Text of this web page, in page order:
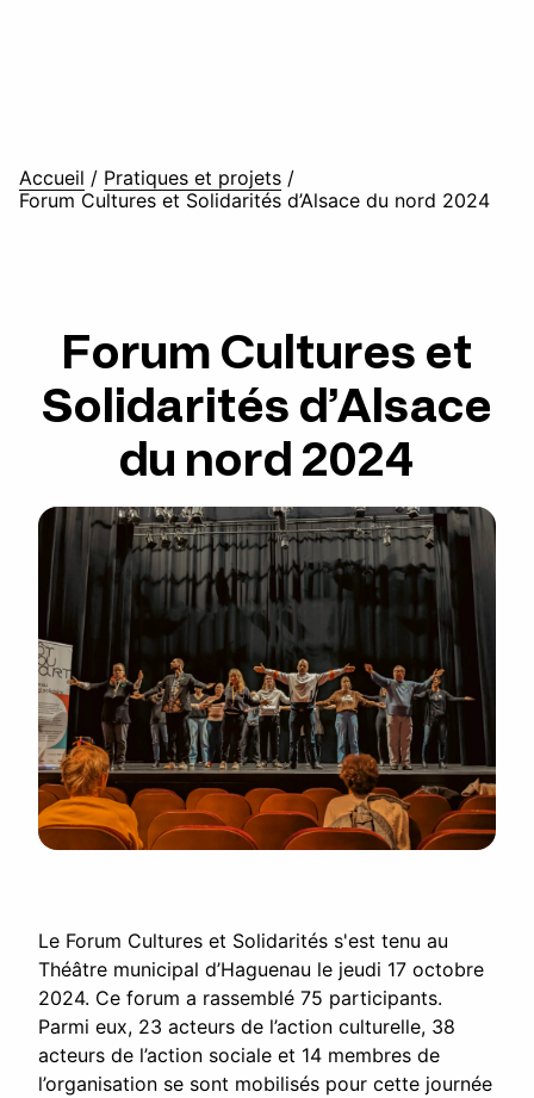
Accueil / Pratiques et projets /
Forum Cultures et Solidarités d’Alsace du nord 2024
Forum Cultures et
Solidarités d’Alsace
du nord 2024
Le Forum Cultures et Solidarités s'est tenu au
Théâtre municipal d’Haguenau le jeudi 17 octobre
2024. Ce forum a rassemblé 75 participants.
Parmi eux, 23 acteurs de l’action culturelle, 38
acteurs de l’action sociale et 14 membres de
l’organisation se sont mobilisés pour cette journée